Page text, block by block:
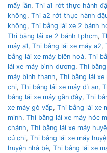
mấy lần, Thi a1 rớt thực hành
không, Thi a2 rớt thực hành
không, Thi bằng lái xe 2 bánh
Thi bằng lái xe 2 bánh tphcm,
máy a1, Thi bằng lái xe máy a2,
bằng lái xe máy biên hoà, Thi
lái xe máy bình dương, Thi
máy bình thạnh, Thi bằng lái xe
chi, Thi bằng lái xe máy dĩ an,
bằng lái xe máy gần đây, Thi
xe máy gò vấp, Thi bằng lái xe
minh, Thi bằng lái xe máy hóc
chánh, Thi bằng lái xe máy
củ chi, Thi bằng lái xe máy
huyện nhà bè, Thi bằng lái xe